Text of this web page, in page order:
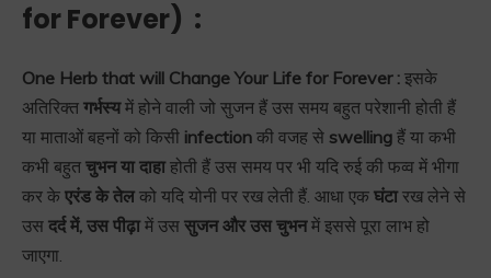
for Forever) :
One Herb that will Change Your Life for Forever : इसके
अतिरिक्त गर्भस्यमें होने वाली जो सुजन हैं उस समय बहुत परेशानी होती हैं
या माताओं बहनों को किसी infection की वजह से swelling हैं या कभी
कभी बहुत चुभन या दाहाहोती हैं उस समय पर भी यदि रुई की फव्व में भीगा
कर के एरंड के तेल को यदि योनी पर रख लेती हैं. आधा एक घंटारख लेने से
उस दर्द में, उस पीढ़ामें उस सुजन और उस चुभनमें इससे पूरा लाभ हो
जाएगा.